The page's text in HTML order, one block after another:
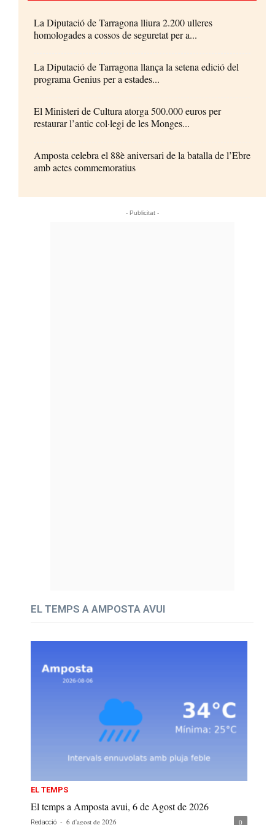
La Diputació de Tarragona lliura 2.200 ulleres
homologades a cossos de seguretat per a...
La Diputació de Tarragona llança la setena edició del
programa Genius per a estades...
El Ministeri de Cultura atorga 500.000 euros per
restaurar l’antic col·legi de les Monges...
Amposta celebra el 88è aniversari de la batalla de l’Ebre
amb actes commemoratius
- Publicitat -
EL TEMPS A AMPOSTA AVUI
EL TEMPS
El temps a Amposta avui, 6 de Agost de 2026
Redacció - 6 d'agost de 2026 0